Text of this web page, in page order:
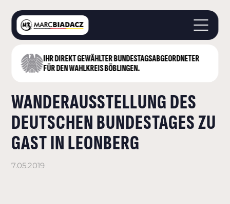
IHR DIREKT GEWÄHLTER BUNDESTAGS­ABGEORDNETER
FÜR DEN WAHLKREIS BÖBLINGEN.
STARTSEITE
LANDKREIS BÖBLINGEN
DEUTSCHER BUNDESTAG
AKTUELLES
KONTAKT
WANDERAUSSTELLUNG DES
DEUTSCHEN BUNDESTAGES ZU
GAST IN LEONBERG
7.05.2019